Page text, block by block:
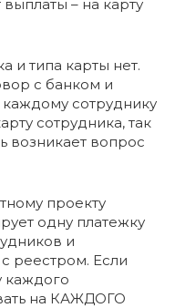
– на карту
и типа карты нет.
с банком и
сотруднику
сотрудника, так
возникает вопрос
проекту
одну платежку
и
реестром. Если
каждого
на КАЖДОГО